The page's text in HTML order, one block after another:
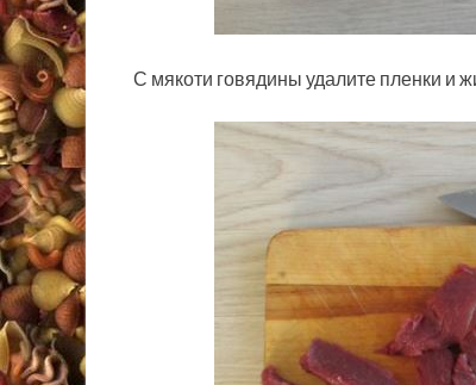
С мякоти говядины удалите пленки и